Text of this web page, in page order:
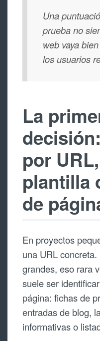
Una
prueba no
web vaya
los usuarios
La
por
plantilla
de
En proyectos
una URL
grandes, eso rara
suele ser
página: fichas de
entradas de blog,
informativas o